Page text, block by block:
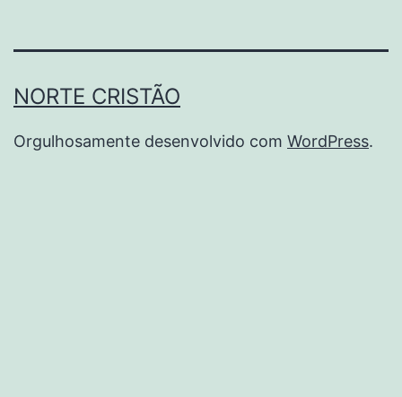
NORTE CRISTÃO
Orgulhosamente desenvolvido com WordPress.